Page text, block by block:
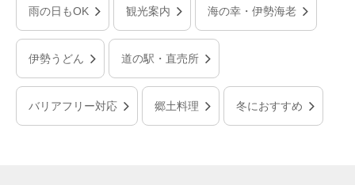
雨の日もOK 観光案内 海の幸・伊勢海老
伊勢うどん 道の駅・直売所
バリアフリー対応 郷土料理 冬におすすめ